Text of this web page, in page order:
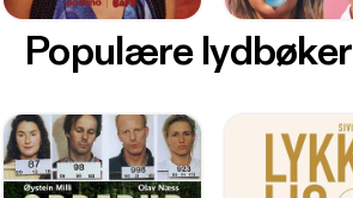
Populære lydbøker